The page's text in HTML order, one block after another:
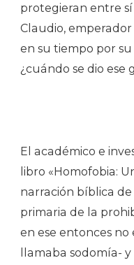
protegieran entre
Claudio,
en su tiempo por
¿cuándo se dio ese
El académico e
libro «Homofobia:
narración bíblica
primaria de la
en ese entonces no
llamaba sodomía-